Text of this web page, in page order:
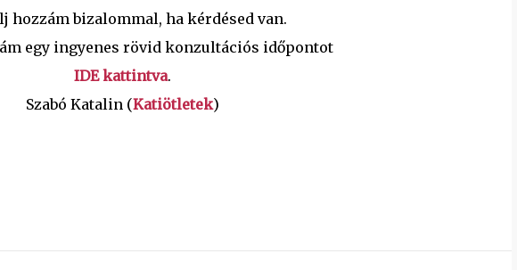
hozzám bizalommal, ha kérdésed van.
egy ingyenes rövid konzultációs időpontot
IDE kattintva.
Szabó Katalin (Katiötletek)